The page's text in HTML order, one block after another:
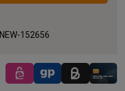
NEW-152656